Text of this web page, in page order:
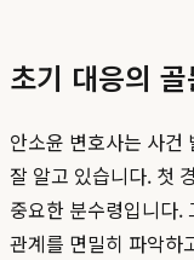
초기 대응의
안소윤 변호사는 사건
잘 알고 있습니다. 첫
중요한 분수령입니다.
관계를 면밀히 파악하